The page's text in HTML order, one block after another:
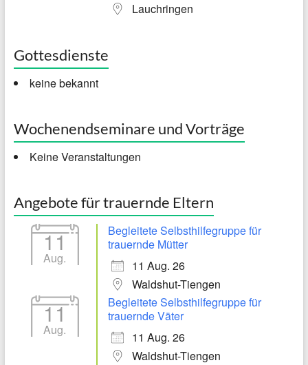
Lauchringen
Gottesdienste
keine bekannt
Wochenendseminare und Vorträge
Keine Veranstaltungen
Angebote für trauernde Eltern
11
Aug.
Begleitete Selbsthilfegruppe für
trauernde Mütter
11 Aug. 26
Waldshut-Tiengen
11
Aug.
Begleitete Selbsthilfegruppe für
trauernde Väter
11 Aug. 26
Waldshut-Tiengen